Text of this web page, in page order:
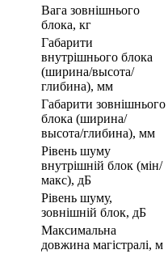
Вага зовнішнього
блока, кг
Габарити
внутрішнього блока
(ширина/высота/
глибина), мм
Габарити зовнішнього
блока (ширина/
высота/глибина), мм
Рівень шуму
внутрішній блок (мін/
макс), дБ
Рівень шуму,
зовнішній блок, дБ
Максимальна
довжина магістралі, м